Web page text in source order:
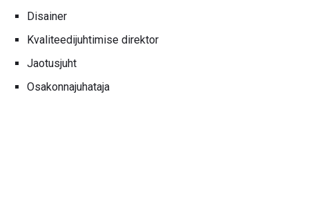
Disainer
Kvaliteedijuhtimise direktor
Jaotusjuht
Osakonnajuhataja